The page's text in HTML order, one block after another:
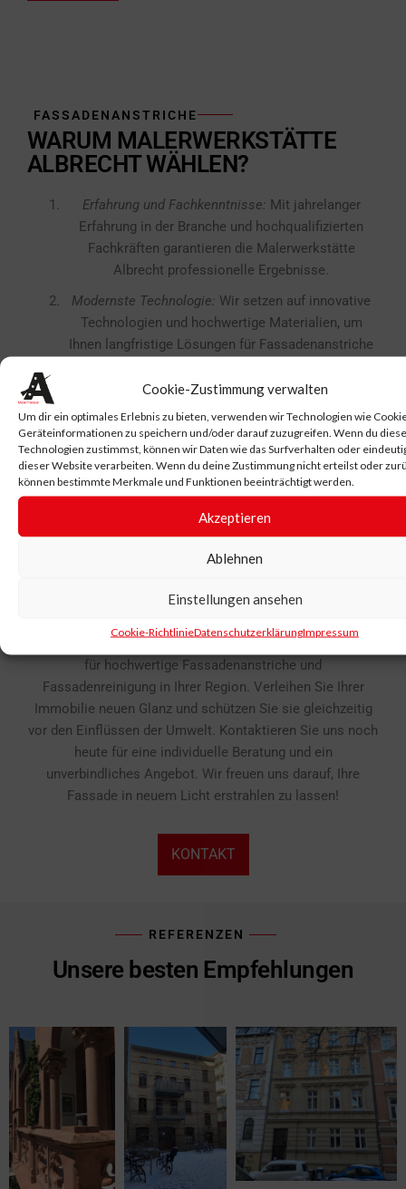
Cookie-Zustimmung verwalten
Um dir ein optimales Erlebnis zu bieten, verwenden wir Technologien wie
Geräteinformationen zu speichern und/oder darauf zuzugreifen. Wenn du
Technologien zustimmst, können wir Daten wie das Surfverhalten oder
dieser Website verarbeiten. Wenn du deine Zustimmung nicht erteilst oder
können bestimmte Merkmale und Funktionen beeinträchtigt werden.
Akzeptieren
Ablehnen
Einstellungen ansehen
Cookie-RichtlinieDatenschutzerklärungImpressum
FASSADENANSTRICHE
WARUM MALERWERKSTÄTTE
ALBRECHT WÄHLEN?
Erfahrung und Fachkenntnisse: Mit jahrelanger
Erfahrung in der Branche und hochqualifizierten
Fachkräften garantieren die Malerwerkstätte
Albrecht professionelle Ergebnisse.
Modernste Technologie: Wir setzen auf innovative
Technologien und hochwertige Materialien, um
Ihnen langfristige Lösungen für Fassadenanstriche
Umweltfreundlichkeit:Unsere nachhaltigen
Reinigungsmethoden und umweltfreundlichen
Farben demonstrieren unser Engagement für
Umweltschutz und nachhaltiges Handeln.
Kundenorientierung:Ihre Zufriedenheit steht bei uns
an erster Stelle. Wir arbeiten eng mit Ihnen
zusammen, um Ihre individuellen Anforderungen zu
verstehen und zu erfüllen.
Die Malerwerkstätte Albrecht ist Ihr zuverlässiger Partner
für hochwertige Fassadenanstriche und
Fassadenreinigung in Ihrer Region. Verleihen Sie Ihrer
Immobilie neuen Glanz und schützen Sie sie gleichzeitig
vor den Einflüssen der Umwelt. Kontaktieren Sie uns noch
heute für eine individuelle Beratung und ein
unverbindliches Angebot. Wir freuen uns darauf, Ihre
Fassade in neuem Licht erstrahlen zu lassen!
KONTAKT
REFERENZEN
Unsere besten Empfehlungen